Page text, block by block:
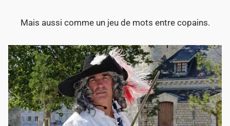
Mais aussi comme un jeu de mots entre copains.